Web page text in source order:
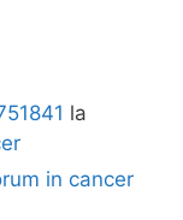
la
in cancer